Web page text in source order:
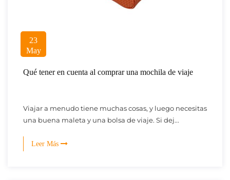
23
May
Qué tener en cuenta al comprar una mochila de viaje
Viajar a menudo tiene muchas cosas, y luego necesitas
una buena maleta y una bolsa de viaje. Si dej...
Leer Más